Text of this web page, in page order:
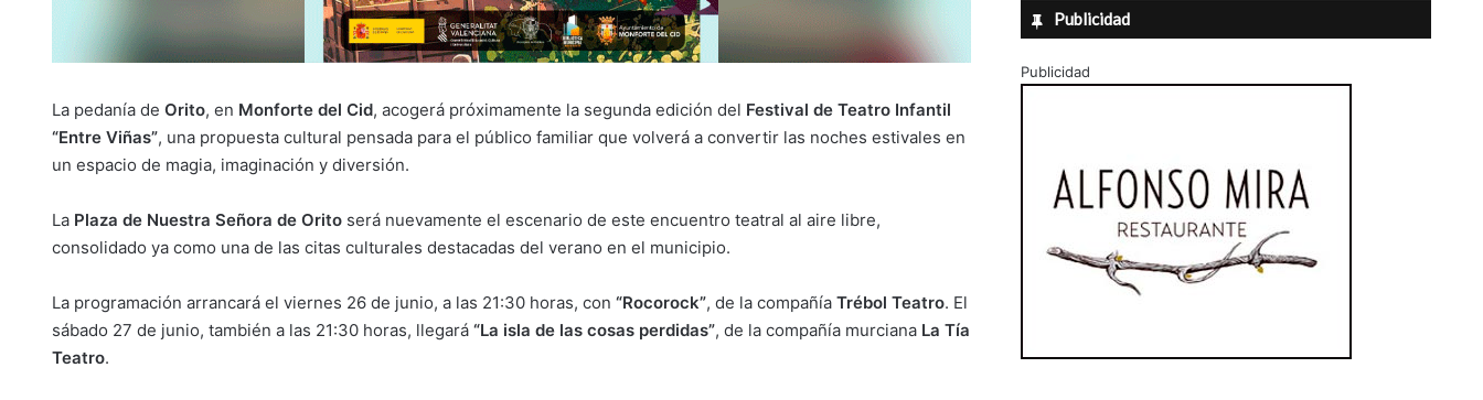
La pedanía de Orito, en Monforte del Cid, acogerá próximamente la segunda edición del Festival de Teatro Infantil
“Entre Viñas”, una propuesta cultural pensada para el público familiar que volverá a convertir las noches estivales en
un espacio de magia, imaginación y diversión.
La Plaza de Nuestra Señora de Orito será nuevamente el escenario de este encuentro teatral al aire libre,
consolidado ya como una de las citas culturales destacadas del verano en el municipio.
La programación arrancará el viernes 26 de junio, a las 21:30 horas, con “Rocorock”, de la compañía Trébol Teatro. El
sábado 27 de junio, también a las 21:30 horas, llegará “La isla de las cosas perdidas”, de la compañía murciana La Tía
Teatro.
Publicidad
Publicidad